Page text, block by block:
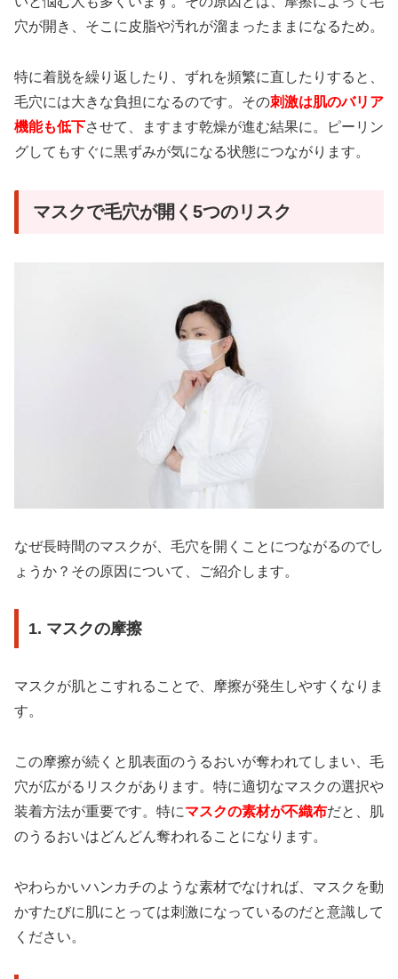
穴が開き、そこに皮脂や汚れが溜まったままになるため。
特に着脱を繰り返したり、ずれを頻繁に直したりすると、
毛穴には大きな負担になるのです。その刺激は肌のバリア
機能も低下させて、ますます乾燥が進む結果に。ピーリン
グしてもすぐに黒ずみが気になる状態につながります。
マスクで毛穴が開く5つのリスク
なぜ長時間のマスクが、毛穴を開くことにつながるのでし
ょうか？その原因について、ご紹介します。
1. マスクの摩擦
マスクが肌とこすれることで、摩擦が発生しやすくなりま
す。
この摩擦が続くと肌表面のうるおいが奪われてしまい、毛
穴が広がるリスクがあります。特に適切なマスクの選択や
装着方法が重要です。特にマスクの素材が不織布だと、肌
のうるおいはどんどん奪われることになります。
やわらかいハンカチのような素材でなければ、マスクを動
かすたびに肌にとっては刺激になっているのだと意識して
ください。